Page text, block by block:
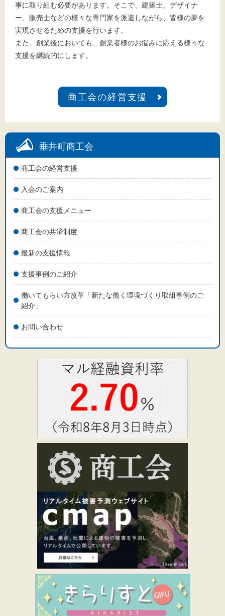
垂井町商工会
商工会の経営支援
入会のご案内
商工会の支援メニュー
商工会の共済制度
最新の支援情報
支援事例のご紹介
働いてもらい方改革「新たな働く環境づくり取組事例のご
紹介」
お問い合わせ
事に取り組む必要があります。そこで、建築士、デザイナ
ー、販売士などの様々な専門家を派遣しながら、皆様の夢を
実現させるための支援を行います。
また、創業後においても、創業者様のお悩みに応える様々な
支援を継続的にします。
商工会の経営支援